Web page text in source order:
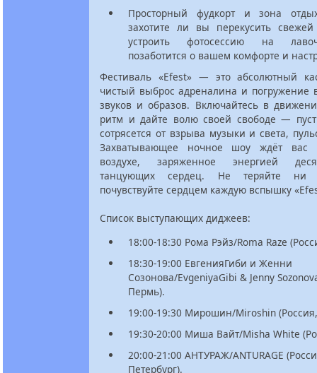
Просторный фудкорт и зона
захотите ли вы перекусить
устроить фотосессию на
позаботится о вашем комфорте и
Фестиваль «Efest» — это абсолютный
чистый выброс адреналина и погружение
звуков и образов. Включайтесь в
ритм и дайте волю своей свободе —
сотрясется от взрыва музыки и света,
Захватывающее ночное шоу ждёт вас
воздухе, заряженное энергией
танцующих сердец. Не теряйте
почувствуйте сердцем каждую вспышку
Список выступающих диджеев:
18:00-18:30 Рома Рэйз/Roma Raze
18:30-19:00 ЕвгенияГиби и Женни
Созонова/EvgeniyaGibi & Jenny
Пермь).
19:00-19:30 Мирошин/Miroshin
19:30-20:00 Миша Вайт/Misha White
20:00-21:00 АНТУРАЖ/ANTURAGE
Петербург).